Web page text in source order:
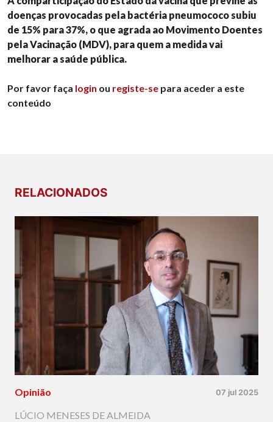
doenças provocadas pela bactéria pneumococo subiu
de 15% para 37%, o que agrada ao Movimento Doentes
pela Vacinação (MDV), para quem a medida vai
melhorar a saúde pública.
Por favor faça login ou registe-se para aceder a este
conteúdo
RELACIONADOS
Opinião 07 jul 2025
LÚCIO MENESES DE ALMEIDA